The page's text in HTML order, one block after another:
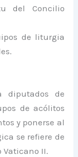
del Concilio
de liturgia
diputados de
de acólitos
y ponerse al
se refiere de
Vaticano II.